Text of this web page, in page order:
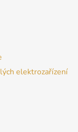
elektrozařízení